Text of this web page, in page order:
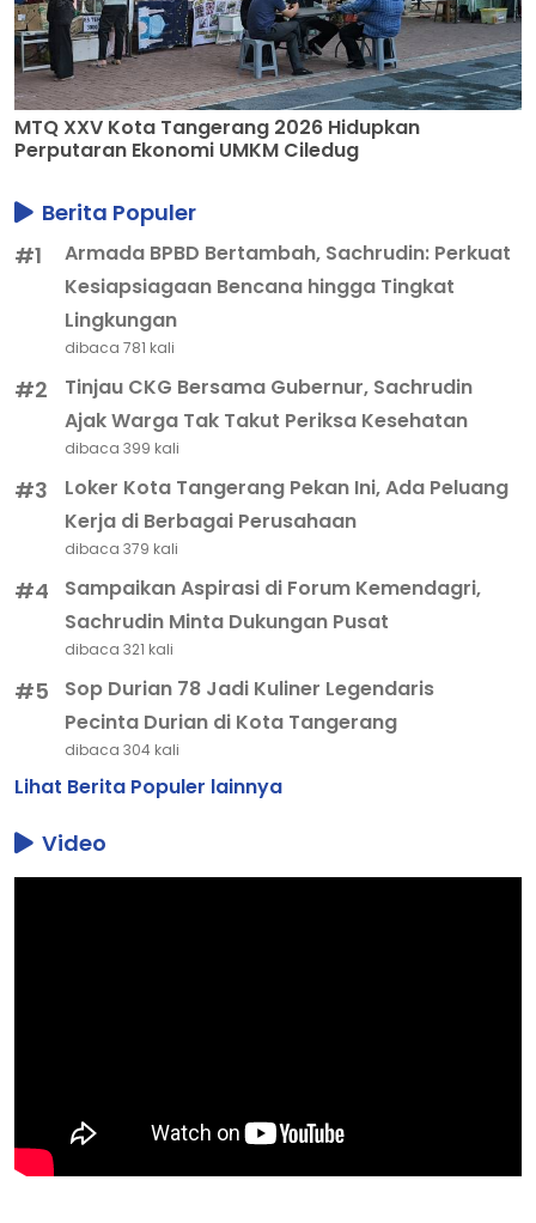
MTQ XXV Kota Tangerang 2026 Hidupkan
Perputaran Ekonomi UMKM Ciledug
Berita Populer
#1
Armada BPBD Bertambah, Sachrudin: Perkuat
Kesiapsiagaan Bencana hingga Tingkat
Lingkungan
dibaca 781 kali
#2
Tinjau CKG Bersama Gubernur, Sachrudin
Ajak Warga Tak Takut Periksa Kesehatan
dibaca 399 kali
#3
Loker Kota Tangerang Pekan Ini, Ada Peluang
Kerja di Berbagai Perusahaan
dibaca 379 kali
#4
Sampaikan Aspirasi di Forum Kemendagri,
Sachrudin Minta Dukungan Pusat
dibaca 321 kali
#5
Sop Durian 78 Jadi Kuliner Legendaris
Pecinta Durian di Kota Tangerang
dibaca 304 kali
Lihat Berita Populer lainnya
Video